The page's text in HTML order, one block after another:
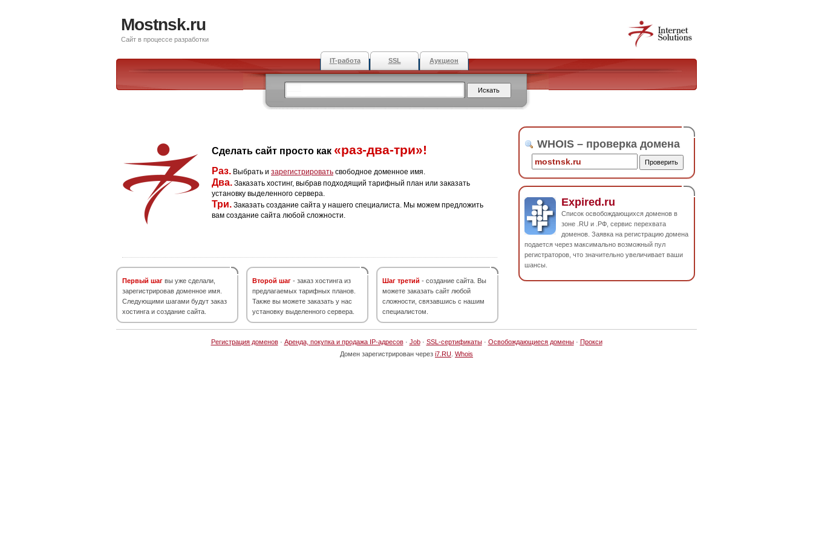
Mostnsk.ru
Сайт в процессе разработки
IT-работа SSL Аукцион
Сделать сайт просто как «раз-два-три»!
Раз. Выбрать и зарегистрировать свободное доменное имя.
Два. Заказать хостинг, выбрав подходящий тарифный план или заказать
установку выделенного сервера.
Три. Заказать создание сайта у нашего специалиста. Мы можем предложить
вам создание сайта любой сложности.
Первый шаг вы уже сделали,
зарегистрировав доменное имя.
Следующими шагами будут заказ
хостинга и создание сайта.
Второй шаг - заказ хостинга из
предлагаемых тарифных планов.
Также вы можете заказать у нас
установку выделенного сервера.
Шаг третий - создание сайта. Вы
можете заказать сайт любой
сложности, связавшись с нашим
специалистом.
WHOIS – проверка домена
Expired.ru
Список освобождающихся доменов в
зоне .RU и .РФ, сервис перехвата
доменов. Заявка на регистрацию домена
подается через максимально возможный пул
регистраторов, что значительно увеличивает ваши
шансы.
Регистрация доменов· Аренда, покупка и продажа IP-адресов· Job· SSL-сертификаты· Освобождающиеся домены· Прокси
Домен зарегистрирован через i7.RU Whois